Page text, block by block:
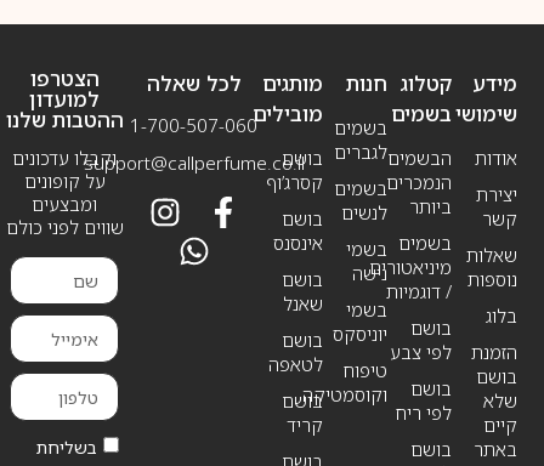
מידע
שימושי
אודות
יצירת
קשר
שאלות
נוספות
בלוג
הזמנת
בושם
שלא
קיים
באתר
חנות
בשמים
לגברים
בשמים
לנשים
בשמי
נישה
בשמי
יוניסקס
טיפוח
וקוסמטיקה
קטלוג
בשמים
הבשמים
הנמכרים
ביותר
בשמים
מיניאטורים
/ דוגמיות
בושם
לפי צבע
בושם
לפי ריח
בושם
מותגים
מובילים
בושם
קסרג’וף
בושם
אינסנס
בושם
שאנל
בושם
לטאפה
בושם
קריד
לכל שאלה
1-700-507-060
support@callperfume.co.il
הצטרפו
למועדון
ההטבות שלנו
וקבלו עדכונים
על קופונים
ומבצעים
שווים לפני כולם
בשליחת